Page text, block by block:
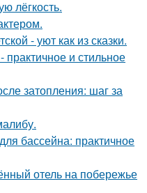
лёгкость.
- уют как из сказки.
и стильное
затопления: шаг за
бассейна: практичное
отель на побережье